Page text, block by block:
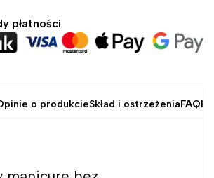
płatności
o produkcieSkład i ostrzeżeniaFAQ